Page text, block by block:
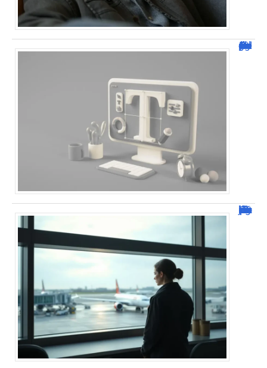
Dafont Police : guide complet pour télécharger !
Combien de jour pour un décès d’un parent à l’étranger ?